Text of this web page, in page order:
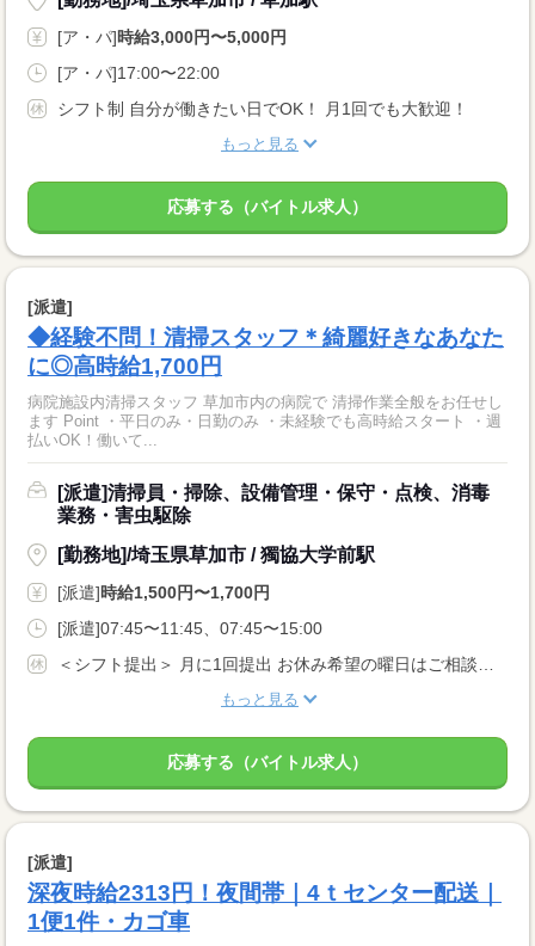
[ア・パ]時給3,000円〜5,000円
[ア・パ]17:00〜22:00
シフト制 自分が働きたい日でOK！ 月1回でも大歓迎！
もっと見る
応募する（バイトル求人）
[派遣]
◆経験不問！清掃スタッフ＊綺麗好きなあなた
に◎高時給1,700円
病院施設内清掃スタッフ 草加市内の病院で 清掃作業全般をお任せし
ます Point ・平日のみ・日勤のみ ・未経験でも高時給スタート ・週
払いOK！働いて...
[派遣]清掃員・掃除、設備管理・保守・点検、消毒
業務・害虫駆除
[勤務地]/埼玉県草加市 / 獨協大学前駅
[派遣]時給1,500円〜1,700円
[派遣]07:45〜11:45、07:45〜15:00
もっと見る
応募する（バイトル求人）
[派遣]
深夜時給2313円！夜間帯｜4ｔセンター配送｜
1便1件・カゴ車